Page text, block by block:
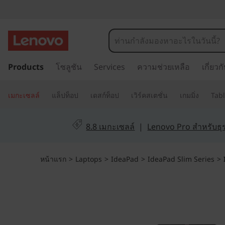
d
e
a
P
า
ไ
Products โซลูชัน Services ความช่วยเหลือ เกี่ยว
เมกะเซลล์ แล็ปท็อป เดสก์ท็อป เวิร์คสเตชั่น เกมมิ่ง
8.8 เมกะเซลล์ | Lenovo Pro สำหรับธุ
หน้าแรก > Laptops > IdeaPad > IdeaPad Slim Series >